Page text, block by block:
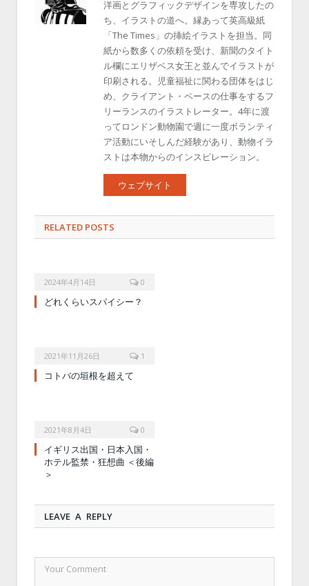
洋画とグラフィックデザインを専攻したの
ち、イラストの道へ。縁あって英高級紙
「The Times」の挿絵イラストを担当。同
紙から数多くの依頼を受け、新聞のタイト
ル欄にエリザベス女王と並んでイラストが
印刷される。児童福祉に関わる団体をはじ
め、クライアント・ベースの仕事をするフ
リーランスのイラストレーター。4年に渡
ってロンドン動物園で週に一度ボランティ
ア活動にいそしんだ経験があり、動物イラ
ストは本物からのインスピレーション。
ウェブサイト
RELATED POSTS
2024年4月14日 0
どれくらいスパイシー？
2021年11月26日 1
コトバの垣根を超えて
2021年8月4日 0
イギリス出国・日本入国・
ホテル監禁・狂想曲 ＜後編
＞
LEAVE A REPLY